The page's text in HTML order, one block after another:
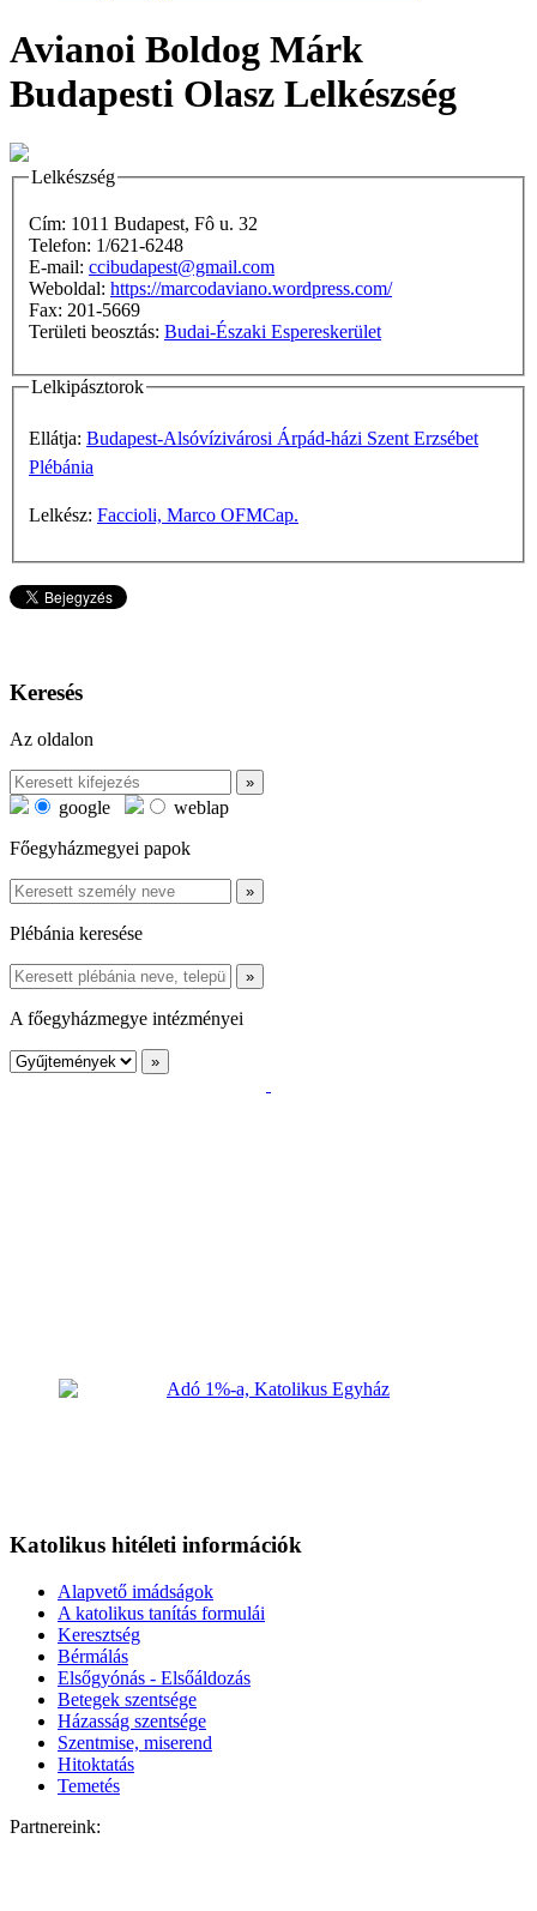
Avianoi Boldog Márk
Budapesti Olasz Lelkészség
Lelkészség
Cím: 1011 Budapest, Fô u. 32
Telefon: 1/621-6248
E-mail: ccibudapest@gmail.com
Weboldal: https://marcodaviano.wordpress.com/
Fax: 201-5669
Területi beosztás: Budai-Északi Espereskerület
Lelkipásztorok
Ellátja: Budapest-Alsóvízivárosi Árpád-házi Szent Erzsébet
Plébánia
Lelkész: Faccioli, Marco OFMCap.
Keresés
Az oldalon
google
weblap
Főegyházmegyei papok
Plébánia keresése
A főegyházmegye intézményei
Katolikus hitéleti információk
Alapvető imádságok
A katolikus tanítás formulái
Keresztség
Bérmálás
Elsőgyónás - Elsőáldozás
Betegek szentsége
Házasság szentsége
Szentmise, miserend
Hitoktatás
Temetés
Partnereink: